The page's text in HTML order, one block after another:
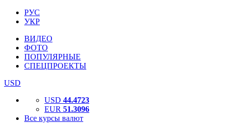
РУС
УКР
ВИДЕО
ФОТО
ПОПУЛЯРНЫЕ
СПЕЦПРОЕКТЫ
USD
USD 44.4723
EUR 51.3096
Все курсы валют